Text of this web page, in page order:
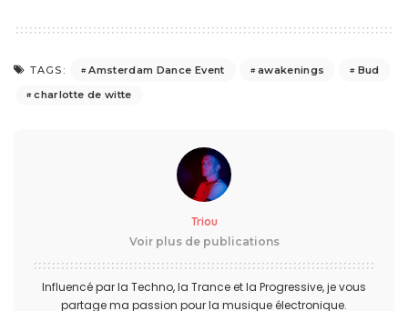
TAGS: Amsterdam Dance Event awakenings
Bud
charlotte de witte
Triou
Voir plus de publications
Influencé par la Techno, la Trance et la Progressive, je vous
partage ma passion pour la musique électronique.